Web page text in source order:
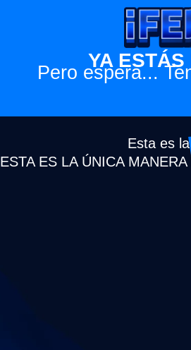
YA
Pero espera...
Esta es la
ESTA ES LA ÚNICA